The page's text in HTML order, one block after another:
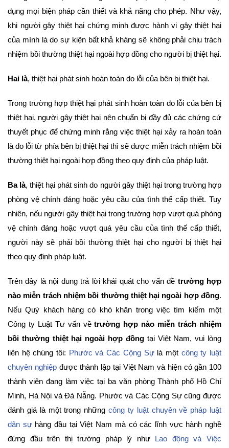
dụng mọi biện pháp cần thiết và khả năng cho phép. Như vậy,
khi người gây thiệt hại chứng minh được hành vi gây thiệt hại
của mình là do sự kiện bất khả kháng sẽ không phải chịu trách
nhiệm bồi thường thiệt hại ngoài hợp đồng cho người bị thiệt hại.
Hai là, thiệt hại phát sinh hoàn toàn do lỗi của bên bị thiệt hại.
Trong trường hợp thiệt hại phát sinh hoàn toàn do lỗi của bên bị
thiệt hại, người gây thiệt hại nên chuẩn bị đầy đủ các chứng cứ
thuyết phục để chứng minh rằng việc thiệt hại xảy ra hoàn toàn
là do lỗi từ phía bên bị thiệt hại thì sẽ được miễn trách nhiệm bồi
thường thiệt hại ngoài hợp đồng theo quy định của pháp luật.
Ba là, thiệt hại phát sinh do người gây thiệt hại trong trường hợp
phòng vệ chính đáng hoặc yêu cầu của tình thế cấp thiết. Tuy
nhiên, nếu người gây thiệt hại trong trường hợp vượt quá phòng
vệ chính đáng hoặc vượt quá yêu cầu của tình thế cấp thiết,
người này sẽ phải bồi thường thiệt hại cho người bị thiệt hại
theo quy định pháp luật.
Trên đây là nội dung trả lời khái quát cho vấn đề trường hợp
nào miễn trách nhiệm bồi thường thiệt hại ngoài hợp đồng.
Nếu Quý khách hàng có khó khăn trong việc tìm kiếm một
Công ty Luật Tư vấn vềtrường hợp nào miễn trách nhiệm
bồi thường thiệt hại ngoài hợp đồng tại Việt Nam, vui lòng
liên hệ chúng tôi: Phước và Các Cộng Sựlà một công ty luật
chuyên nghiệpđược thành lập tại Việt Nam và hiện có gần 100
thành viên đang làm việc tại ba văn phòng Thành phố Hồ Chí
Minh, Hà Nội và Đà Nẵng. Phước và Các Cộng Sự cũng được
đánh giá là một trong những công ty luật chuyên về pháp luật
dân sựhàng đầu tại Việt Nam mà có các lĩnh vực hành nghề
đứng đầu trên thị trường pháp lý như Lao động và Việc